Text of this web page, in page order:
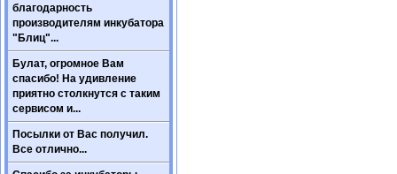
благодарность
производителям инкубатора
"Блиц"...
Булат, огромное Вам
спасибо! На удивление
приятно столкнутся с таким
сервисом и...
Посылки от Вас получил.
Все отлично...